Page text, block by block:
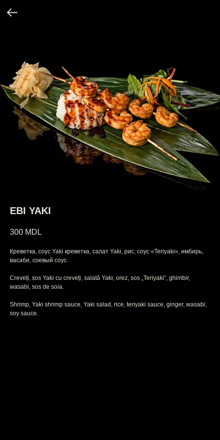
EBI YAKI
300 MDL
Креветка, соус Yaki креветка, салат Yaki, рис, соус «Teriyaki», имбирь,
васаби, соевый соус.
Creveți, sos Yaki cu creveți, salată Yaki, orez, sos „Teriyaki”, ghimbir,
wasabi, sos de soia.
Shrimp, Yaki shrimp sauce, Yaki salad, rice, teriyaki sauce, ginger, wasabi,
soy sauce.